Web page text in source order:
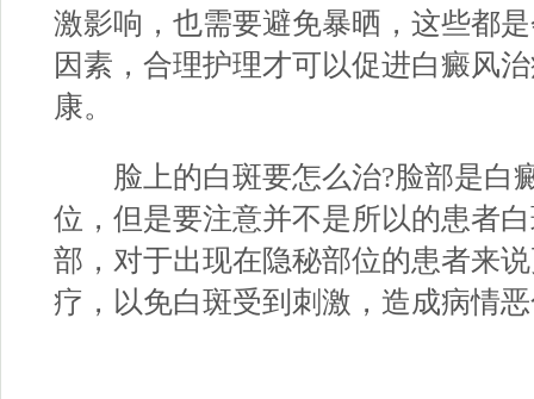
激影响，也需要避免暴晒，这些都
因素，合理护理才可以促进白癜风
康。
脸上的白斑要怎么治?脸部是白
位，但是要注意并不是所以的患者
部，对于出现在隐秘部位的患者来
疗，以免白斑受到刺激，造成病情